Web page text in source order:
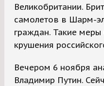
Великобритании.
самолетов в Шарм-
граждан. Такие
крушения
Вечером 6 ноября
Владимир Путин.